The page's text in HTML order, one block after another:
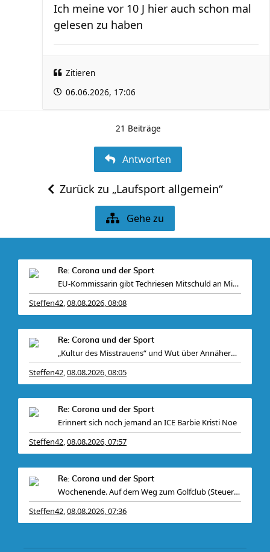
Ich meine vor 10 J hier auch schon mal
gelesen zu haben
Zitieren
06.06.2026, 17:06
21 Beiträge
Antworten
Zurück zu „Laufsport allgemein“
Gehe zu
Re: Corona und der Sport
EU-Kommissarin gibt Techriesen Mitschuld an Migrat
Steffen42,08.08.2026, 08:08
Re: Corona und der Sport
„Kultur des Misstrauens“ und Wut über Annäherung z
Steffen42,08.08.2026, 08:05
Re: Corona und der Sport
Erinnert sich noch jemand an ICE Barbie Kristi Noe
Steffen42,08.08.2026, 07:57
Re: Corona und der Sport
Wochenende. Auf dem Weg zum Golfclub (Steuerzahler
Steffen42,08.08.2026, 07:36